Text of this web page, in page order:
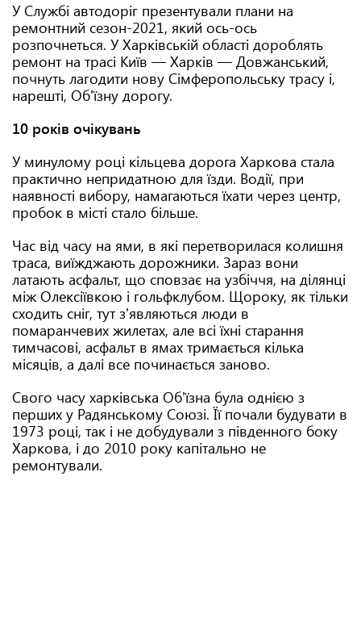
У Службі автодоріг презентували плани на
ремонтний сезон-2021, який ось-ось
розпочнеться. У Харківській області дороблять
ремонт на трасі Київ — Харків — Довжанський,
почнуть лагодити нову Сімферопольську трасу і,
нарешті, Об'їзну дорогу.
10 років очікувань
У минулому році кільцева дорога Харкова стала
практично непридатною для їзди. Водії, при
наявності вибору, намагаються їхати через центр,
пробок в місті стало більше.
Час від часу на ями, в які перетворилася колишня
траса, виїжджають дорожники. Зараз вони
латають асфальт, що сповзає на узбіччя, на ділянці
між Олексіївкою і гольфклубом. Щороку, як тільки
сходить сніг, тут з'являються люди в
помаранчевих жилетах, але всі їхні старання
тимчасові, асфальт в ямах тримається кілька
місяців, а далі все починається заново.
Свого часу харківська Об'їзна була однією з
перших у Радянському Союзі. Її почали будувати в
1973 році, так і не добудували з південного боку
Харкова, і до 2010 року капітально не
ремонтували.